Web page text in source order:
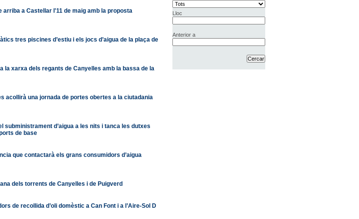
arriba a Castellar l'11 de maig amb la proposta
tres piscines d’estiu i els jocs d’aigua de la plaça de
la xarxa dels regants de Canyelles amb la bassa de la
acollirà una jornada de portes obertes a la ciutadania
subministrament d’aigua a les nits i tanca les dutxes
de base
que contactarà els grans consumidors d’aigua
dels torrents de Canyelles i de Puigverd
de recollida d’oli domèstic a Can Font i a l’Aire-Sol D
Lloc
Anterior a